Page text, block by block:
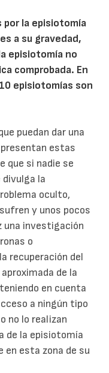
por la episiotomía
a su gravedad,
episiotomía no
comprobada. En
episiotomías son
puedan dar una
estas
que si nadie se
la
oculto,
y unos pocos
una investigación
o
recuperación del
de la
en cuenta
a ningún tipo
no lo realizan
de la episiotomía
en esta zona de su